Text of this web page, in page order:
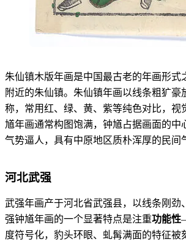
朱仙镇木版年画是中国最古老的年画形式
附近的朱仙镇。朱仙镇年画以线条粗犷豪
称，常用红、绿、黄、紫等纯色对比，视
馗年画通常构图饱满，钟馗占据画面的中
气势逼人，具有中原地区质朴浑厚的民间
河北武强
武强年画产于河北省武强县，以线条刚劲
强钟馗年画的一个显著特点是注重功能性
度符号化，豹头环眼、虬髯满面的特征被